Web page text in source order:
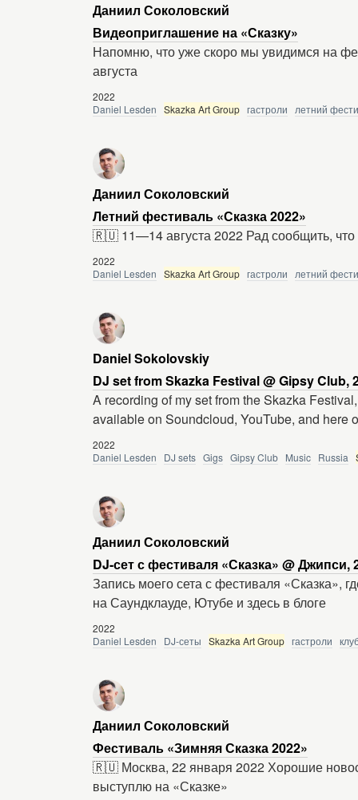
Даниил Соколовский
Видеоприглашение на «Сказку»
Напомню, что уже скоро мы увидимся на
августа
2022
Daniel Lesden Skazka Art Group гастроли летний
Даниил Соколовский
Летний фестиваль «Сказка 2022»
🇷🇺 11—14 августа 2022 Рад сообщить, что
2022
Daniel Lesden Skazka Art Group гастроли летний
Daniel Sokolovskiy
DJ set from Skazka Festival @ Gipsy Club,
A recording of my set from the Skazka
available on Soundcloud, YouTube, and here
2022
Daniel Lesden
DJ sets Gigs Gipsy Club Music Russia
Даниил Соколовский
DJ-сет с фестиваля «Сказка» @ Джипси,
Запись моего сета с фестиваля «Сказка»,
на Саундклауде, Ютубе и здесь в блоге
2022
Daniel Lesden
DJ-сеты Skazka Art Group гастроли
Даниил Соколовский
Фестиваль «Зимняя Сказка 2022»
🇷🇺 Москва, 22 января 2022 Хорошие
выступлю на «Сказке»